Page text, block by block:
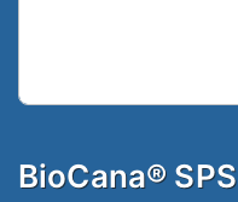
BioCana® SPS